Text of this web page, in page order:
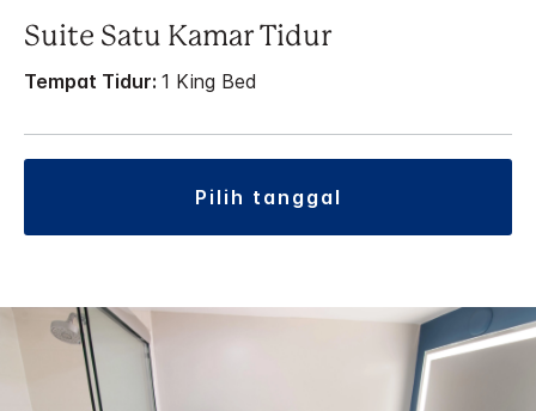
Suite Satu Kamar Tidur
Tempat Tidur: 1 King Bed
pilih tanggal